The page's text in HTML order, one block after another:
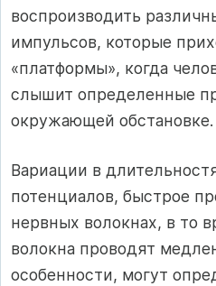
воспроизводить
импульсов, которые
«платформы», когда
слышит определенные
окружающей обстановке.
Вариации в
потенциалов, быстрое
нервных волокнах, в то
волокна проводят
особенности, могут